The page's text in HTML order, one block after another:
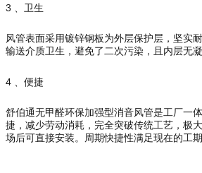
3 、卫生
风管表面采用镀锌钢板为外层保护层，坚实
输送介质卫生，避免了二次污染，且内层无凝
4 、便捷
舒伯通无甲醛环保加强型消音风管是工厂一
捷，减少劳动消耗，完全突破传统工艺，极
场后可直接安装。周期快捷性满足现在的工期